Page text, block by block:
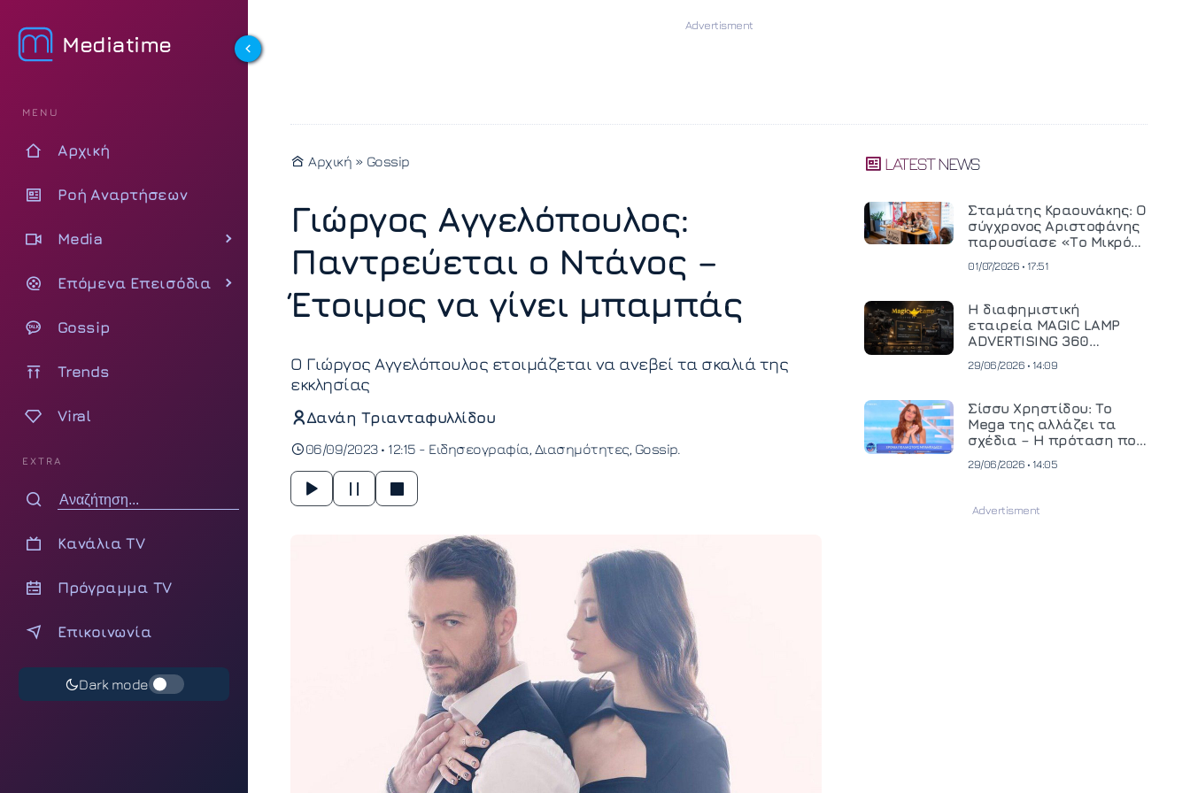
Mediatime
MENU
Αρχική
Ροή Αναρτήσεων
Media
Επόμενα Επεισόδια
Gossip
Trends
Viral
EXTRA
Κανάλια TV
Πρόγραμμα TV
Επικοινωνία
Dark mode
Αρχική » Gossip
Γιώργος Αγγελόπουλος:
Παντρεύεται ο Ντάνος –
Έτοιμος να γίνει μπαμπάς
O Γιώργος Αγγελόπουλος ετοιμάζεται να ανεβεί τα σκαλιά της
εκκλησίας
Δανάη Τριανταφυλλίδου
06/09/2023 • 12:15 - Ειδησεογραφία Διασημότητες Gossip
LATEST NEWS
Σταμάτης Κραουνάκης: Ο
σύγχρονος Αριστοφάνης
παρουσίασε «Το Μικρό
01/07/2026 • 17:51
Η διαφημιστική
εταιρεία MAGIC LAMP
ADVERTISING 360
κινηματογραφική
και ανεβάζει τον πήχη
στην παραγωγή
οπτικοακουστικού
περιεχομένου
29/06/2026 • 14:09
Σίσσυ Χρηστίδου: Το
Mega της αλλάζει τα
σχέδια – Η πρόταση που
29/06/2026 • 14:05